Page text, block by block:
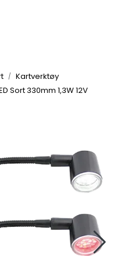
Kartverktøy
Sort 330mm 1,3W 12V